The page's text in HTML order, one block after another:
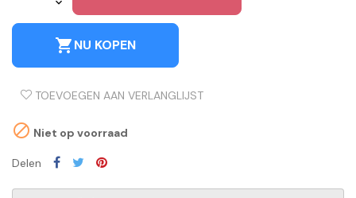
shopping_cartNU KOPEN
TOEVOEGEN AAN VERLANGLIJST
 Niet op voorraad
Delen